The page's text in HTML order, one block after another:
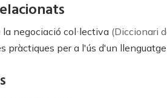
negociació col·lectiva (Diccionari
pràctiques per a l'ús d'un